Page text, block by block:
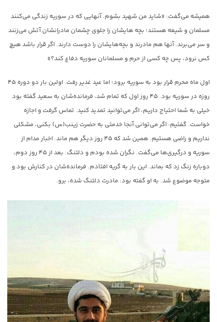
همیشه می‌گفت: «شاید من شهید بشوم. آنهایی که در سوریه زندگی می‌کنند
مسلمان و شیعه هستند؛ بچه هایشان را جلوی چشمان مادرانشان آتش می‌زنند
و سر می‌برند. آنها هم مادرند و بچه‌هایشان را دوست دارند. اگر قرار باشد هیچ
کس نرود، پس چه کسی از حرم و مسلمانان سوریه دفاع کند؟»
اول ماه محرم قرار بود به سوریه برود؛ اما عید غدیر رفت. اولین بار دو دوره ۴۵
روزه در سوریه بود. ۴۵ روز اول که تمام شد، فرمانده‌شان به سعید گفته بود
خیلی به شما احتیاج داریم، اگر می‌توانید تمدید کنید. تماس گرفت و اجازه
خواست. گفتیم: اگر می‌توانی آنجا خدمتی به حضرت زینب(س) بکنی، مشکلی
نداریم و راضی هستیم. همین شد که ۴۵ روز دیگر هم ماند. اخبار مدام از
سوریه و درگیری‌ها می‌گفت. نگران شده بودم و دلتنگ. بعد از ۴۵ روز دوم،
دوباره زنگ زد که بماند. این بار به گریه افتادم. فرمانده‌شان در کنارش بود و
متوجه موضوع شد. به او گفته بود: مادرت دلتنگ شده، برو.